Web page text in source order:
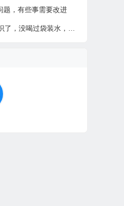
题，有些事需要改进
，没喝过袋装水，有机会试试。